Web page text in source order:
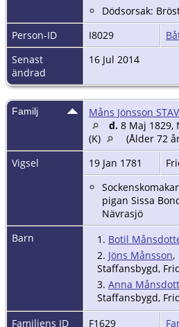
Dödsorsak:
Person-ID
I8029
Senast
ändrad
16 Jul 2014
Familj Måns Jönsson STAV
d. 8 Maj 1829,
(K)
(Ålder 72
Vigsel
19 Jan 1781
pigan Sissa
Nävrasjö
Barn
1. Botil
2. Jöns Månsson,
Staffansbygd,
3. Anna
Staffansbygd,
Familjens ID
F1629